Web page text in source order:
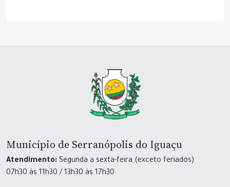
Município de Serranópolis do Iguaçu
Atendimento: Segunda a sexta-feira (exceto feriados)
07h30 às 11h30 / 13h30 às 17h30